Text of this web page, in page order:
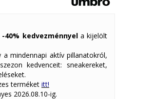
40% kedvezménnyel a kijelölt
mindennapi aktív pillanatokról,
kedvenceit: sneakereket,
terméket itt!
2026.08.10-ig.